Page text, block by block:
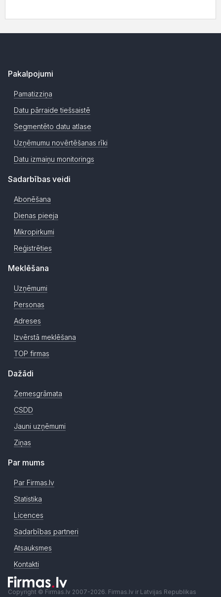
Pakalpojumi
Pamatizziņa
Datu pārraide tiešsaistē
Segmentēto datu atlase
Uzņēmumu novērtēšanas rīki
Datu izmaiņu monitorings
Sadarbības veidi
Abonēšana
Dienas pieeja
Mikropirkumi
Reģistrēties
Meklēšana
Uzņēmumi
Personas
Adreses
Izvērstā meklēšana
TOP firmas
Dažādi
Zemesgrāmata
CSDD
Jauni uzņēmumi
Ziņas
Par mums
Par Firmas.lv
Statistika
Licences
Sadarbības partneri
Atsauksmes
Kontakti
Copyright © Firmas.lv 2007-2026. Firmas.lv ir Latvijas Republikas